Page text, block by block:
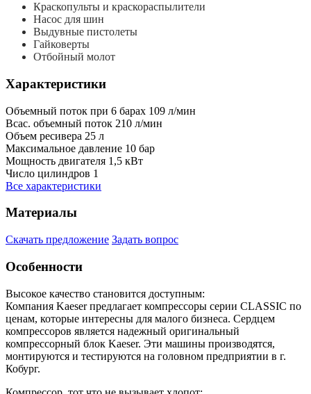
Краскопульты и краскораспылители
Насос для шин
Выдувные пистолеты
Гайковерты
Отбойный молот
Характеристики
Объемный поток при 6 барах 109 л/мин
Всас. объемный поток 210 л/мин
Объем ресивера 25 л
Максимальное давление 10 бар
Мощность двигателя 1,5 кВт
Число цилиндров 1
Все характеристики
Материалы
Скачать предложение Задать вопрос
Особенности
Высокое качество становится доступным:
Компания Kaeser предлагает компрессоры серии CLASSIC по
ценам, которые интересны для малого бизнеса. Сердцем
компрессоров является надежный оригинальный
компрессорный блок Kaeser. Эти машины производятся,
монтируются и тестируются на головном предприятии в г.
Кобург.